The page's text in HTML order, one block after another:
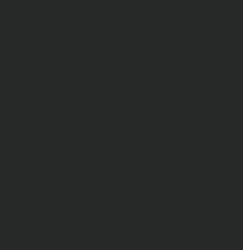
и годы после
времени мысленно
словно
переживания, —
в моей
приключений.